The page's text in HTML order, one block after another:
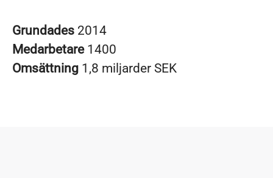
Grundades 2014
Medarbetare 1400
Omsättning 1,8 miljarder SEK